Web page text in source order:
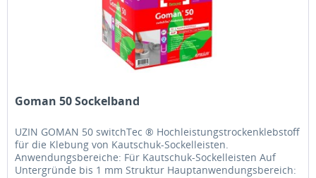
Goman 50 Sockelband
UZIN GOMAN 50 switchTec ® Hochleistungstrockenklebstoff
für die Klebung von Kautschuk-Sockelleisten.
Anwendungsbereiche: Für Kautschuk-Sockelleisten Auf
Untergründe bis 1 mm Struktur Hauptanwendungsbereich: